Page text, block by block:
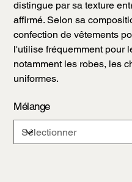
distingue par sa texture
affirmé. Selon sa
confection de vêtements
l'utilise fréquemment pour
notamment les robes, les
uniformes.
Mélange